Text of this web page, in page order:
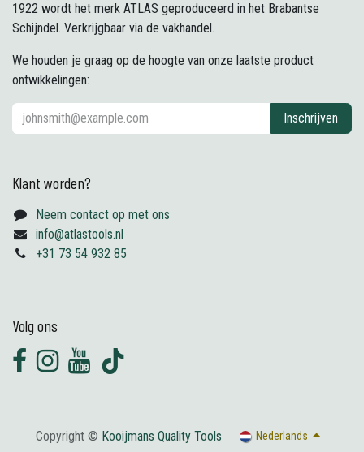
1922 wordt het merk ATLAS geproduceerd in het Brabantse
Schijndel. Verkrijgbaar via de vakhandel.
We houden je graag op de hoogte van onze laatste product
ontwikkelingen:
Inschrijven
Klant worden?
Neem contact op met ons
info@atlastools.nl
+31 73 54 932 85
Volg ons
Copyright © Kooijmans Quality Tools Nederlands